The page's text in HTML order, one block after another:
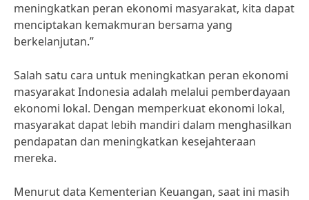
meningkatkan peran ekonomi masyarakat, kita dapat
menciptakan kemakmuran bersama yang
berkelanjutan.”
Salah satu cara untuk meningkatkan peran ekonomi
masyarakat Indonesia adalah melalui pemberdayaan
ekonomi lokal. Dengan memperkuat ekonomi lokal,
masyarakat dapat lebih mandiri dalam menghasilkan
pendapatan dan meningkatkan kesejahteraan
mereka.
Menurut data Kementerian Keuangan, saat ini masih